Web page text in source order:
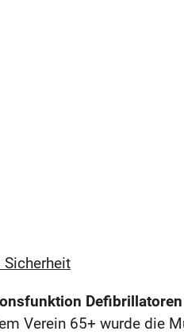
Verein 65+ wurde die